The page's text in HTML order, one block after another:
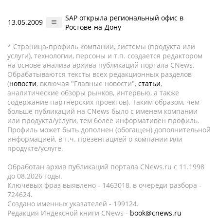
13.05.2009
SAP открыла региональный офис в
Ростове-на-Дону
* Страница-профиль компании, системы (продукта или
услуги), технологии, персоны и т.п. создается редактором
на основе анализа архива публикаций портала CNews.
Обрабатываются тексты всех редакционных разделов
(новости, включая "Главные новости", статьи,
аналитические обзоры рынков, интервью, а также
содержание партнёрских проектов). Таким образом, чем
больше публикаций на CNews было с именем компании
или продукта/услуги, тем более информативен профиль.
Профиль может быть дополнен (обогащен) дополнительной
информацией, в т.ч. презентацией о компании или
продукте/услуге.
Обработан архив публикаций портала CNews.ru c 11.1998
до 08.2026 годы.
Ключевых фраз выявлено - 1463018, в очереди разбора -
724624.
Создано именных указателей - 199124.
Редакция Индексной книги CNews - book@cnews.ru